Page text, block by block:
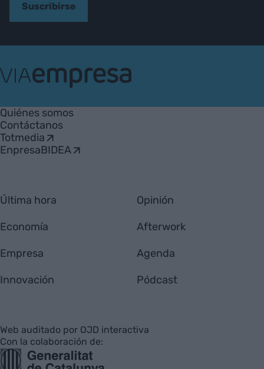
Suscribirse
Empresa
Quiénes somos
Contáctanos
Totmedia
EnpresaBIDEA
Última hora
Economía
Empresa
Innovación
Opinión
Afterwork
Agenda
Pódcast
Web auditado por OJD interactiva
Con la colaboración de: